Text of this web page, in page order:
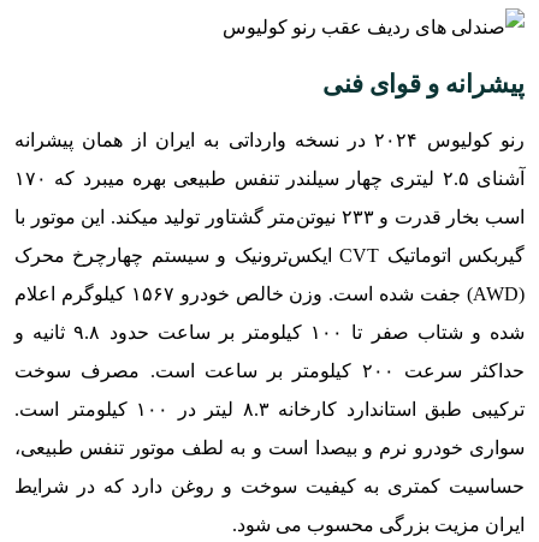
پیشرانه و قوای فنی
رنو کولیوس ۲۰۲۴ در نسخه وارداتی به ایران از همان پیشرانه
آشنای ۲.۵ لیتری چهار سیلندر تنفس طبیعی بهره میبرد که ۱۷۰
اسب بخار قدرت و ۲۳۳ نیوتن‌متر گشتاور تولید میکند. این موتور با
گیربکس اتوماتیک CVT ایکس‌ترونیک و سیستم چهارچرخ محرک
(AWD) جفت شده است. وزن خالص خودرو ۱۵۶۷ کیلوگرم اعلام
شده و شتاب صفر تا ۱۰۰ کیلومتر بر ساعت حدود ۹.۸ ثانیه و
حداکثر سرعت ۲۰۰ کیلومتر بر ساعت است. مصرف سوخت
ترکیبی طبق استاندارد کارخانه ۸.۳ لیتر در ۱۰۰ کیلومتر است.
سواری خودرو نرم و بیصدا است و به لطف موتور تنفس طبیعی،
حساسیت کمتری به کیفیت سوخت و روغن دارد که در شرایط
ایران مزیت بزرگی محسوب می شود.